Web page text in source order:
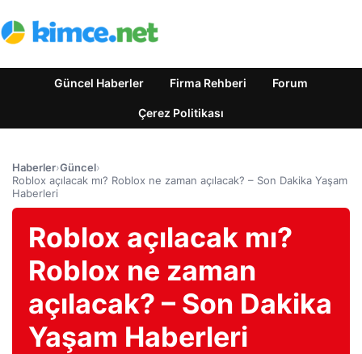
Güncel Haberler Firma Rehberi Forum
Çerez Politikası
Haberler›Güncel›
Roblox açılacak mı? Roblox ne zaman açılacak? – Son Dakika Yaşam
Haberleri
Roblox açılacak mı?
Roblox ne zaman
açılacak? – Son Dakika
Yaşam Haberleri